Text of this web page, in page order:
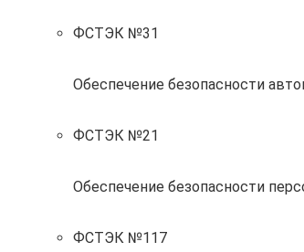
ФСТЭК №31
Обеспечение безопасности
ФСТЭК №21
Обеспечение безопасности
ФСТЭК №117